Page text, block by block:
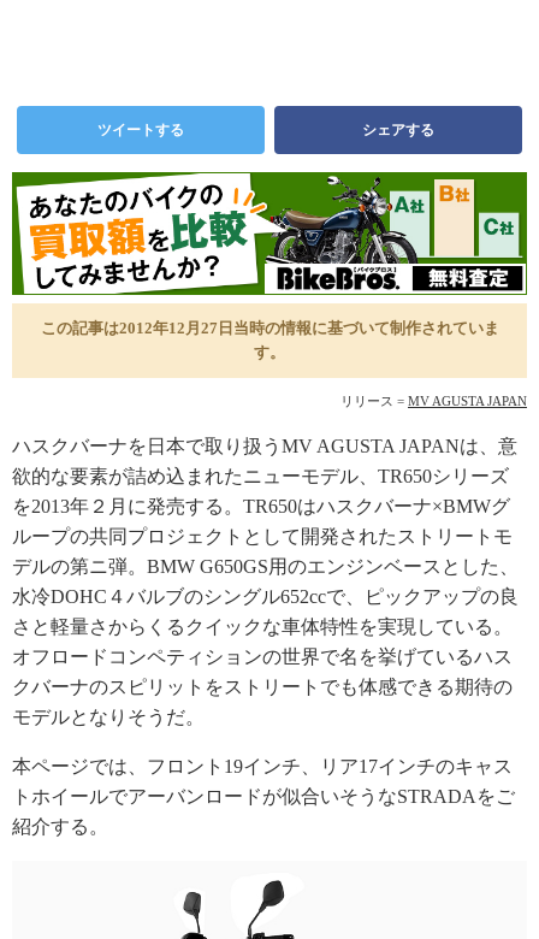
ツイートする シェアする
この記事は2012年12月27日当時の情報に基づいて制作されていま
す。
リリース = MV AGUSTA JAPAN
ハスクバーナを日本で取り扱うMV AGUSTA JAPANは、意
欲的な要素が詰め込まれたニューモデル、TR650シリーズ
を2013年２月に発売する。TR650はハスクバーナ×BMWグ
ループの共同プロジェクトとして開発されたストリートモ
デルの第ニ弾。BMW G650GS用のエンジンベースとした、
水冷DOHC４バルブのシングル652ccで、ピックアップの良
さと軽量さからくるクイックな車体特性を実現している。
オフロードコンペティションの世界で名を挙げているハス
クバーナのスピリットをストリートでも体感できる期待の
モデルとなりそうだ。
本ページでは、フロント19インチ、リア17インチのキャス
トホイールでアーバンロードが似合いそうなSTRADAをご
紹介する。